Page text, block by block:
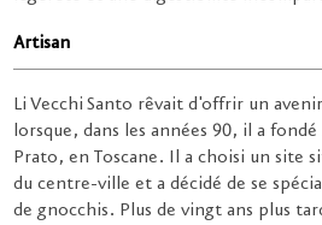
Artisan
Li Vecchi Santo rêvait d'offrir un
lorsque, dans les années 90, il a
Prato, en Toscane. Il a choisi un site
du centre-ville et a décidé de se
de gnocchis. Plus de vingt ans plus